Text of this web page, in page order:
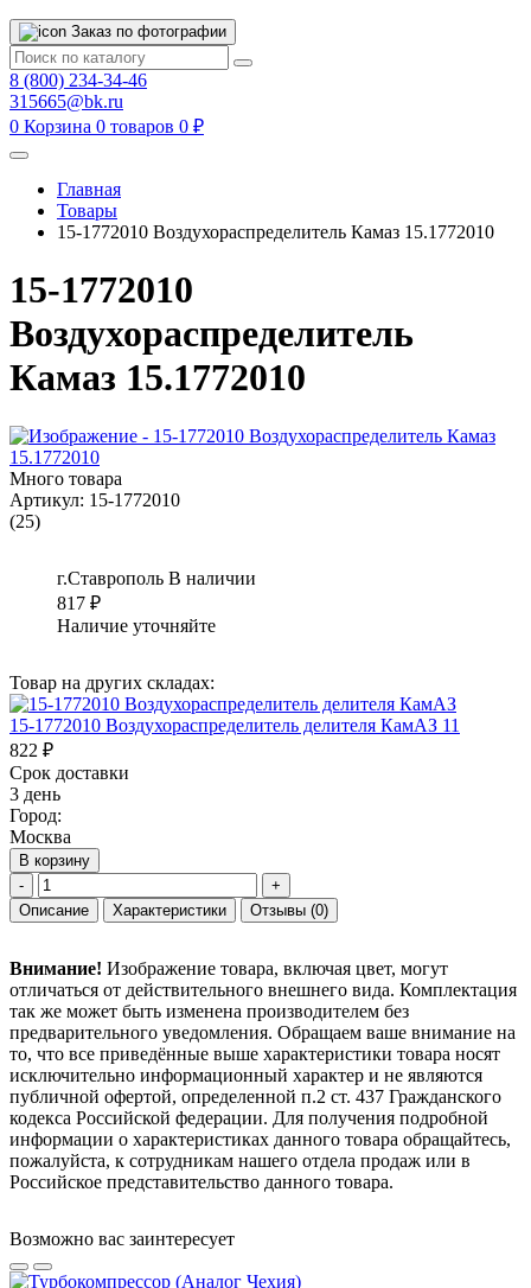
Заказ по фотографии
8 (800) 234-34-46
315665@bk.ru
0 Корзина 0 товаров 0 ₽
Главная
Товары
15-1772010 Воздухораспределитель Камаз 15.1772010
15-1772010
Воздухораспределитель
Камаз 15.1772010
Много товара
Артикул: 15-1772010
(25)
г.Ставрополь В наличии
817 ₽
Наличие уточняйте
Товар на других складах:
15-1772010 Воздухораспределитель делителя КамАЗ 11
822 ₽
Срок доставки
3 день
Город:
Москва
В корзину
-
+
Описание
Характеристики Отзывы (0)
Внимание! Изображение товара, включая цвет, могут
отличаться от действительного внешнего вида. Комплектация
так же может быть изменена производителем без
предварительного уведомления. Обращаем ваше внимание на
то, что все приведённые выше характеристики товара носят
исключительно информационный характер и не являются
публичной офертой, определенной п.2 ст. 437 Гражданского
кодекса Российской федерации. Для получения подробной
информации о характеристиках данного товара обращайтесь,
пожалуйста, к сотрудникам нашего отдела продаж или в
Российское представительство данного товара.
Возможно вас заинтересует